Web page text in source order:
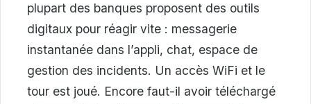
plupart des banques proposent des outils
digitaux pour réagir vite : messagerie
instantanée dans l’appli, chat, espace de
gestion des incidents. Un accès WiFi et le
tour est joué. Encore faut-il avoir téléchargé